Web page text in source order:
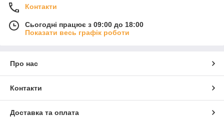
Контакти
Сьогодні працює з 09:00 до 18:00
Показати весь графік роботи
Про нас
Контакти
Доставка та оплата